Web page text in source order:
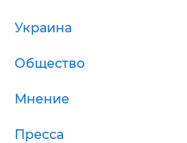
Украина
Общество
Мнение
Пресса